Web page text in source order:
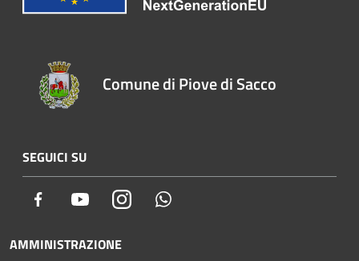
Comune di Piove di Sacco
SEGUICI SU
Facebook YoutubeInstagram
AMMINISTRAZIONE